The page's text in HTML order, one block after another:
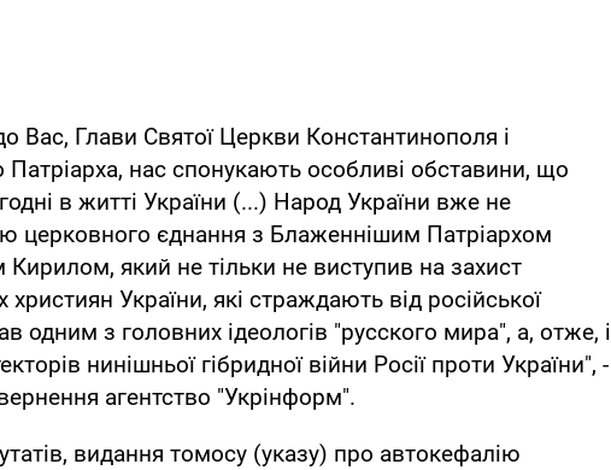
Вас, Глави Святої Церкви Константинополя і
Патріарха, нас спонукають особливі обставини, що
в житті України (...) Народ України вже не
церковного єднання з Блаженнішим Патріархом
який не тільки не виступив на захист
України, які страждають від російської
одним з головних ідеологів "русского мира", а, отже, і
нинішньої гібридної війни Росії проти України", -
агентство "Укрінформ".
видання томосу (указу) про автокефалію